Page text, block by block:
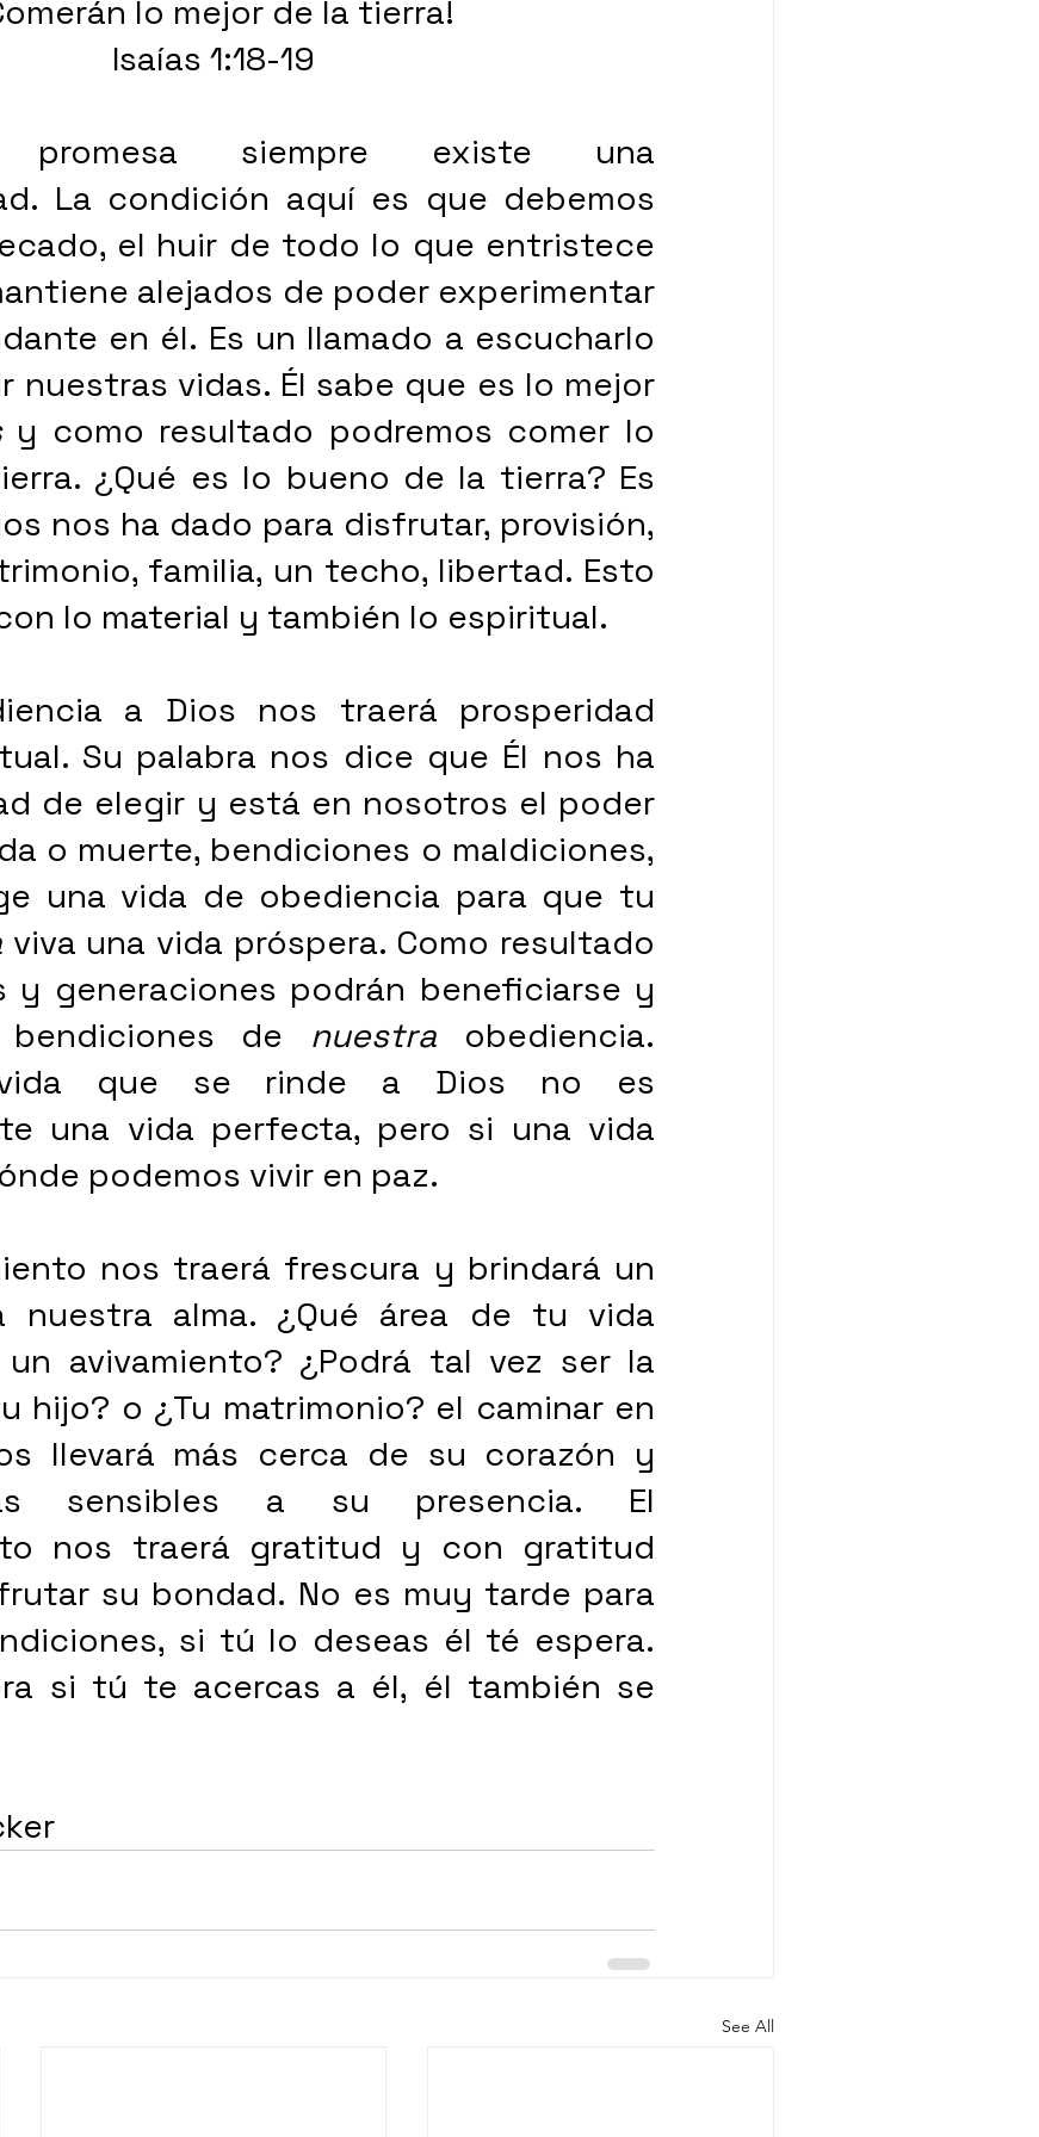
lo mejor de la tierra!
Isaías 1:18-19
siempre existe una
La condición aquí es que debemos
el huir de todo lo que entristece
alejados de poder experimentar
en él. Es un llamado a escucharlo
nuestras vidas. Él sabe que es lo mejor
y como resultado podremos comer lo
¿Qué es lo bueno de la tierra? Es
nos ha dado para disfrutar, provisión,
familia, un techo, libertad. Esto
lo material y también lo espiritual.
a Dios nos traerá prosperidad
Su palabra nos dice que Él nos ha
de elegir y está en nosotros el poder
viva una vida próspera. Como resultado
y generaciones podrán beneficiarse y
de nuestra obediencia.
que se rinde a Dios no es
una vida perfecta, pero si una vida
podemos vivir en paz.
nuestra alma. ¿Qué área de tu vida
avivamiento? ¿Podrá tal vez ser la
hijo? o ¿Tu matrimonio? el caminar en
llevará más cerca de su corazón y
sensibles a su presencia. El
nos traerá gratitud y con gratitud
su bondad. No es muy tarde para
si tú lo deseas él té espera.
si tú te acercas a él, él también se
See All